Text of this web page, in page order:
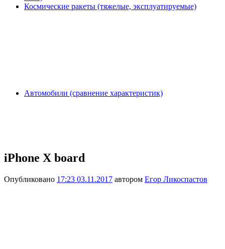
Космические ракеты (тяжелые, эксплуатируемые)
Автомобили (сравнение характеристик)
iPhone X board
Опубликовано 17:23 03.11.2017 автором Егор Ликоспастов